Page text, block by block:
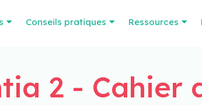
Conseils pratiques Ressources
2 - Cahier